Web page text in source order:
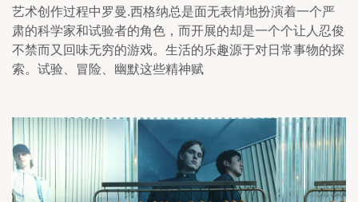
艺术创作过程中罗曼.西格纳总是面无表情地扮演着一个严
肃的科学家和试验者的角色，而开展的却是一个个让人忍俊
不禁而又回味无穷的游戏。生活的乐趣源于对日常事物的探
索。试验、冒险、幽默这些精神赋